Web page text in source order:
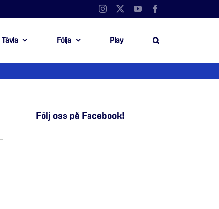
Instagram YouTube
Tävla Följa Play
Följ oss på Facebook!